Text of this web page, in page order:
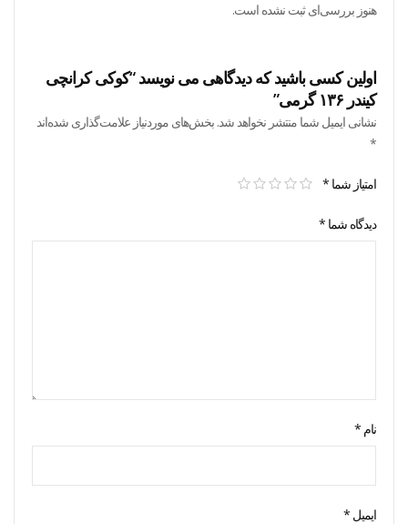
هنوز بررسی‌ای ثبت نشده است.
اولین کسی باشید که دیدگاهی می نویسد “کوکی کرانچی
کیندر ۱۳۶ گرمی”
نشانی ایمیل شما منتشر نخواهد شد. بخش‌های موردنیاز علامت‌گذاری شده‌اند
*
امتیاز شما *
دیدگاه شما *
نام *
ایمیل *